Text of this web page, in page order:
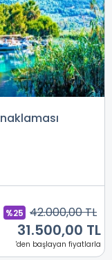
%25 42.000,00 TL
31.500,00 TL
'den başlayan fiyatlarla